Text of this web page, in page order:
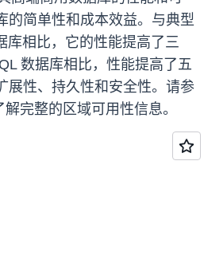
的简单性和成本效益。与典型
库相比，它的性能提高了三
数据库相比，性能提高了五
展性、持久性和安全性。请参
解完整的区域可用性信息。